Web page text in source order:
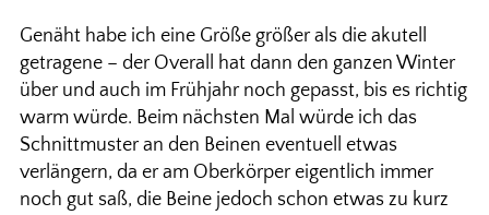
Genäht habe ich eine Größe größer als die akutell
getragene – der Overall hat dann den ganzen Winter
über und auch im Frühjahr noch gepasst, bis es richtig
warm würde. Beim nächsten Mal würde ich das
Schnittmuster an den Beinen eventuell etwas
verlängern, da er am Oberkörper eigentlich immer
noch gut saß, die Beine jedoch schon etwas zu kurz